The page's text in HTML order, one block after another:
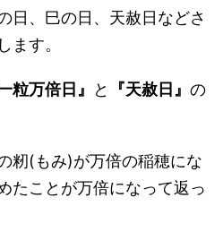
日、巳の日、天赦日などさ
ます。
粒万倍日』 と 『天赦日』 の
籾(もみ)が万倍の稲穂にな
たことが万倍になって返っ